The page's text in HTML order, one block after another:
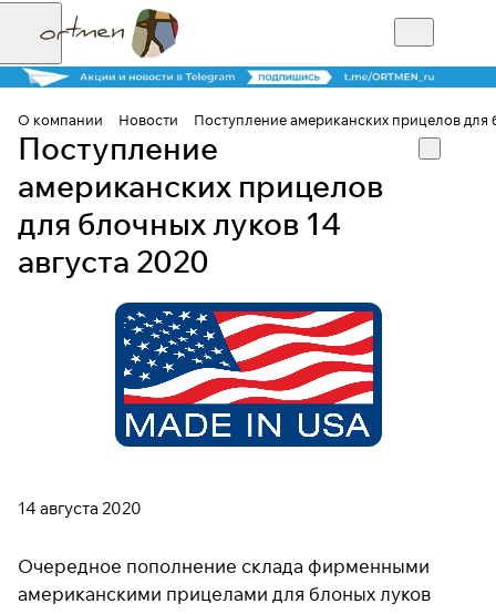
О компании Новости Поступление американских прицелов для
Поступление
американских прицелов
для блочных луков 14
августа 2020
14 августа 2020
Очередное пополнение склада фирменными
американскими прицелами для блоных луков